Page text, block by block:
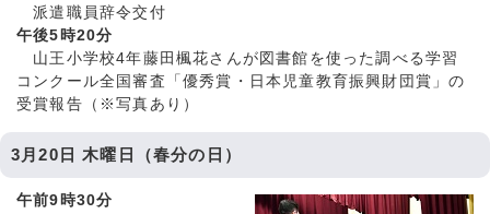
派遣職員辞令交付
午後5時20分
山王小学校4年藤田楓花さんが図書館を使った調べる学習
コンクール全国審査「優秀賞・日本児童教育振興財団賞」の
受賞報告（※写真あり）
3月20日 木曜日（春分の日）
午前9時30分